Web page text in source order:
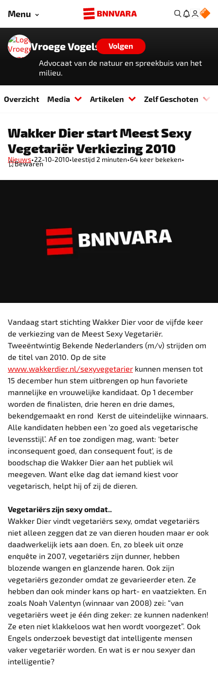
Menu
Vroege Vogels
Volgen
Advocaat van de natuur en spreekbuis van het
milieu.
Overzicht Media Artikelen Zelf Geschoten
Wakker Dier start Meest Sexy
Vegetariër Verkiezing 2010
Nieuws•22-10-2010•leestijd 2 minuten•64 keer bekeken•
Bewaren
Vandaag start stichting Wakker Dier voor de vijfde keer
de verkiezing van de Meest Sexy Vegetariër.
Tweeëntwintig Bekende Nederlanders (m/v) strijden om
de titel van 2010. Op de site
www.wakkerdier.nl/sexyvegetarier kunnen mensen tot
15 december hun stem uitbrengen op hun favoriete
mannelijke en vrouwelijke kandidaat. Op 1 december
worden de finalisten, drie heren en drie dames,
bekendgemaakt en rond Kerst de uiteindelijke winnaars.
Alle kandidaten hebben een ‘zo goed als vegetarische
levensstijl’. Af en toe zondigen mag, want: 'beter
inconsequent goed, dan consequent fout', is de
boodschap die Wakker Dier aan het publiek wil
meegeven. Want elke dag dat iemand kiest voor
vegetarisch, helpt hij of zij de dieren.
Vegetariërs zijn sexy omdat..
Wakker Dier vindt vegetariërs sexy, omdat vegetariërs
niet alleen zeggen dat ze van dieren houden maar er ook
daadwerkelijk iets aan doen. En, zo bleek uit onze
enquête in 2007, vegetariërs zijn dunner, hebben
blozende wangen en glanzende haren. Ook zijn
vegetariërs gezonder omdat ze gevarieerder eten. Ze
hebben dan ook minder kans op hart- en vaatziekten. En
zoals Noah Valentyn (winnaar van 2008) zei: “van
vegetariërs weet je één ding zeker: ze kunnen nadenken!
Ze eten niet klakkeloos wat hen wordt voorgezet”. Ook
Engels onderzoek bevestigt dat intelligente mensen
vaker vegetariër worden. En wat is er nou sexyer dan
intelligentie?